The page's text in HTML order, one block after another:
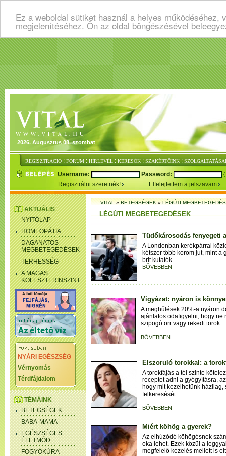
Ez a weboldal sütiket használ a helyes
megjelenítéséhez. Ön az oldal böngészésével
2026. Augusztus 08. szombat
REGISZTRÁCIÓ : FÓRUM : HÍRLEVÉL : KERESŐK : SZAKÉRTŐINK :
Username:
Password:
Regisztrálni szeretnék!
Elfelejtettem a jelszavam
AKTUÁLIS
NYITÓLAP
HOMEOPÁTIA
DAGANATOS
MEGBETEGEDÉSEK
TERHESSÉG
A MAGAS
KOLESZTERINSZINT
NYÁRI EGÉSZSÉG
Vérnyomás
Térdfájdalom
TÉMÁINK
BETEGSÉGEK
BABA-MAMA
EGÉSZSÉGES
ÉLETMÓD
FOGYÓKÚRA
VITAL»BETEGSÉGEK»LÉGÚTI
LÉGÚTI MEGBETEGEDÉSEK
Tüdőkárosodás fenyegeti
A Londonban kerékpárral
kétszer több korom jut, mint a
brit kutatók.
BŐVEBBEN
Vigyázat: nyáron is
A meghűlések 20%-a nyáron
ajánlatos odafigyelni, hogy ne
szipogó orr vagy rekedt torok.
BŐVEBBEN
Elszoruló torokkal: a
A torokfájás a tél szinte
receptet adni a gyógyításra,
hogy mit kezelhetünk
felkeresését.
BŐVEBBEN
Miért köhög a gyerek?
Az elhúzódó köhögésnek
oka lehet. Ezek közül a
megfelelő kezelés mellett is